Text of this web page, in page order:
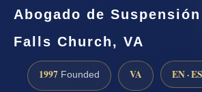
Abogado de
Falls Church, VA
1997 Founded VA EN · ES